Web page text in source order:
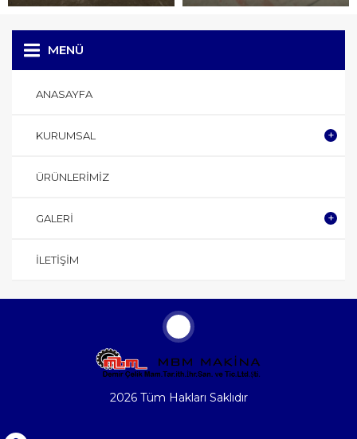
MENÜ
ANASAYFA
KURUMSAL
ÜRÜNLERIMIZ
GALERI
İLETIŞIM
2026 Tüm Hakları Saklıdır